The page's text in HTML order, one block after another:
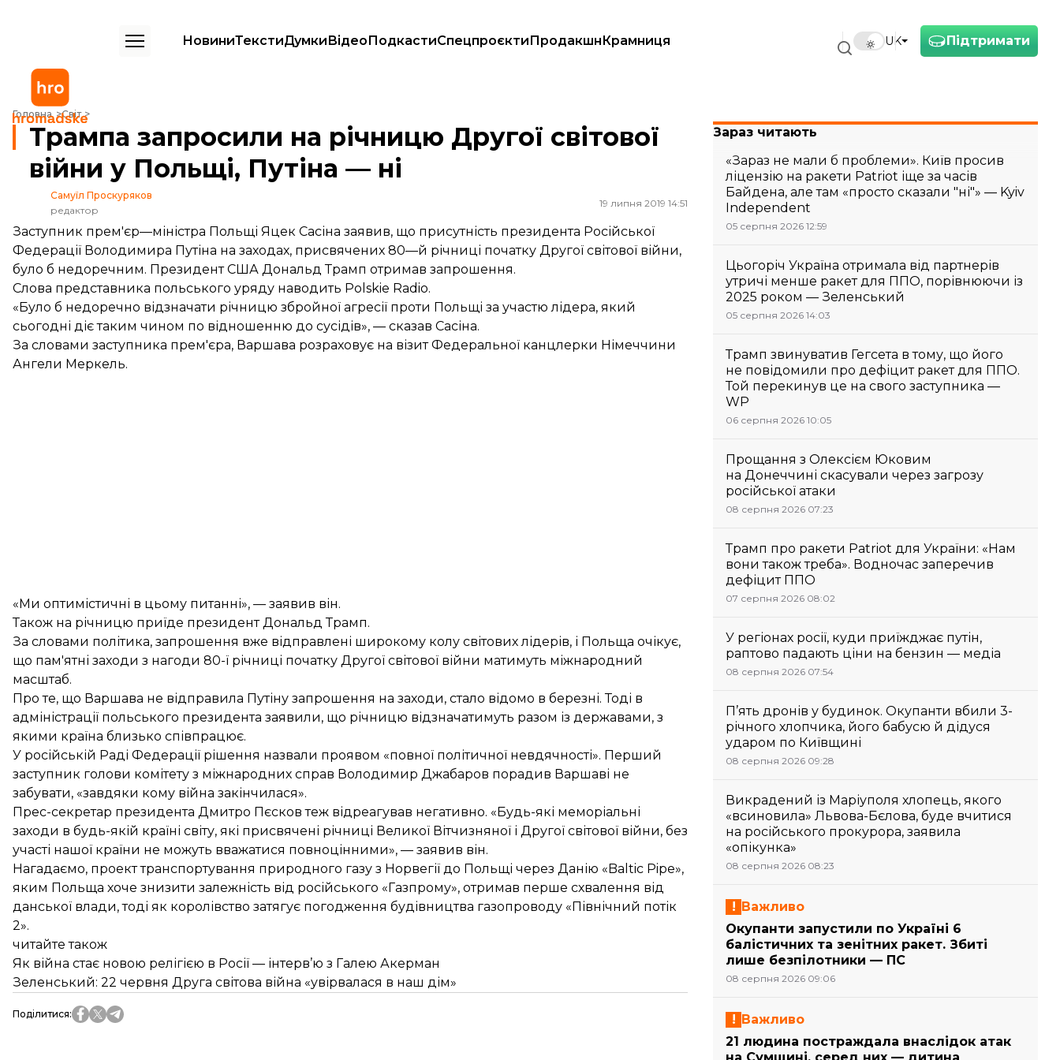
Підтримати
UK
НовиниТекстиДумкиВідеоПодкастиСпецпроєктиПродакшнКрамниця
Головна Світ
Трампа запросили на річницю Другої світової війни у Польщі, Путіна — ні
Трампа запросили на річницю Другої світової
війни у Польщі, Путіна — ні
Самуїл Проскуряков
редактор
19 липня 2019 14:51
Заступник прем'єр—міністра Польщі Яцек Сасіна заявив, що присутність президента Російської
Федерації Володимира Путіна на заходах, присвячених 80—й річниці початку Другої світової війни,
було б недоречним. Президент США Дональд Трамп отримав запрошення.
Слова представника польського уряду наводить Polskie Radio.
«Було б недоречно відзначати річницю збройної агресії проти Польщі за участю лідера, який
сьогодні діє таким чином по відношенню до сусідів», — сказав Сасіна.
За словами заступника прем'єра, Варшава розраховує на візит Федеральної канцлерки Німеччини
Ангели Меркель.
«Ми оптимістичні в цьому питанні», — заявив він.
Також на річницю приїде президент Дональд Трамп.
За словами політика, запрошення вже відправлені широкому колу світових лідерів, і Польща очікує,
що пам'ятні заходи з нагоди 80-ї річниці початку Другої світової війни матимуть міжнародний
масштаб.
Про те, що Варшава не відправила Путіну запрошення на заходи, стало відомо в березні. Тоді в
адміністрації польського президента заявили, що річницю відзначатимуть разом із державами, з
якими країна близько співпрацює.
У російській Раді Федерації рішення назвали проявом «повної політичної невдячності». Перший
заступник голови комітету з міжнародних справ Володимир Джабаров порадив Варшаві не
забувати, «завдяки кому війна закінчилася».
Прес-секретар президента Дмитро Пєсков теж відреагував негативно. «Будь-які меморіальні
заходи в будь-якій країні світу, які присвячені річниці Великої Вітчизняної і Другої світової війни, без
участі нашої країни не можуть вважатися повноцінними», — заявив він.
Нагадаємо, проект транспортування природного газу з Норвегії до Польщі через Данію «Baltic Pipe»,
яким Польща хоче знизити залежність від російського «Газпрому», отримав перше схвалення від
данської влади, тоді як королівство затягує погодження будівництва газопроводу «Північний потік
2».
читайте також
Як війна стає новою релігією в Росії — інтерв’ю з Галею Акерман
Зеленський: 22 червня Друга світова війна «увірвалася в наш дім»
Поділитися:
Зараз читають
«Зараз не мали б проблеми». Київ просив
ліцензію на ракети Patriot іще за часів
Байдена, але там «просто сказали "ні"» — Kyiv
Independent
05 серпня 2026 12:59
Цьогоріч Україна отримала від партнерів
утричі менше ракет для ППО, порівнюючи із
2025 роком — Зеленський
05 серпня 2026 14:03
Трамп звинуватив Гегсета в тому, що його
не повідомили про дефіцит ракет для ППО.
Той перекинув це на свого заступника —
WP
06 серпня 2026 10:05
Прощання з Олексієм Юковим
на Донеччині скасували через загрозу
російської атаки
08 серпня 2026 07:23
Трамп про ракети Patriot для України: «Нам
вони також треба». Водночас заперечив
дефіцит ППО
07 серпня 2026 08:02
У регіонах росії, куди приїжджає путін,
раптово падають ціни на бензин — медіа
08 серпня 2026 07:54
П’ять дронів у будинок. Окупанти вбили 3-
річного хлопчика, його бабусю й дідуся
ударом по Київщині
08 серпня 2026 09:28
Викрадений із Маріуполя хлопець, якого
«всиновила» Львова-Бєлова, буде вчитися
на російського прокурора, заявила
«опікунка»
08 серпня 2026 08:23
Важливо
Окупанти запустили по Україні 6
балістичних та зенітних ракет. Збиті
лише безпілотники — ПС
08 серпня 2026 09:06
Важливо
21 людина постраждала внаслідок атак